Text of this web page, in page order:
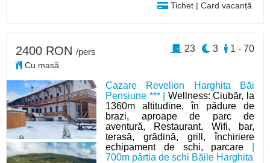
Tichet | Card vacanță
Cazare Revelion Harghita Băi
Pensiune *** | Wellness: Ciubăr, la
1360m altitudine, în pădure de
brazi, aproape de parc de
aventură, Restaurant, Wifi, bar,
terasă, grădină, grill, închiriere
echipament de schi, parcare
700m pârtia de schi Băile Harghita
2400 RON /pers
Cu masă
1 - 70
3
23